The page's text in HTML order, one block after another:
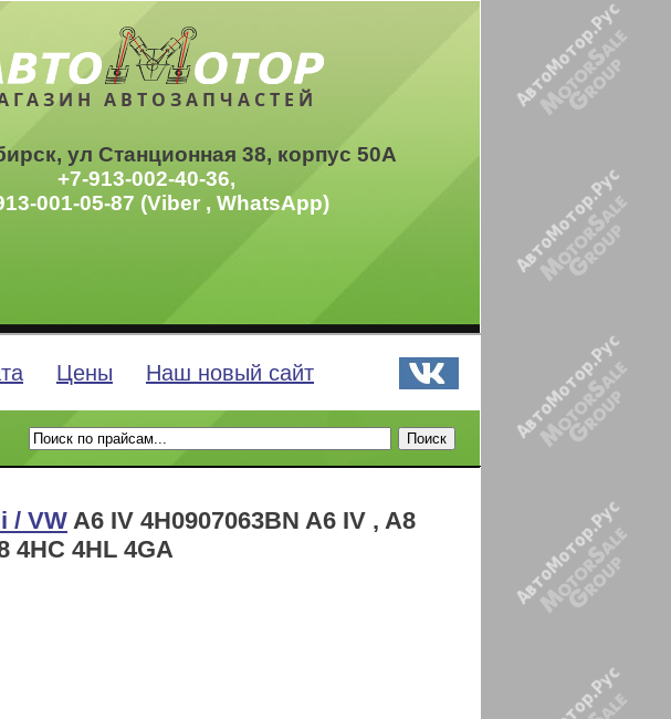
АВТОЗАПЧАСТЕЙ
ул Станционная 38, корпус 50А
+7-913-002-40-36,
001-05-87 (Viber , WhatsApp)
Цены Наш новый сайт
/ VW A6 IV 4H0907063BN A6 IV , A8
4HC 4HL 4GA